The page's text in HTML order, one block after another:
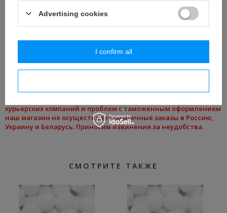
:
полипропилен
ВНИМАНИЕ! ФОТО ОСТАЛИСЬ присутствуют только МОДЕЛЬ
цвета квыбрать из спискас правой стороны (ЕСЛИ доступны
курьерских компаний и проблем с таможенным оформлением
наш магазин не осуществляет розничные заказы в Россию,
Украину и Беларусь. Приносим извинения за неудобства.
СМОТРИТЕ ТАКЖЕ
Advertising cookies
I confirm all